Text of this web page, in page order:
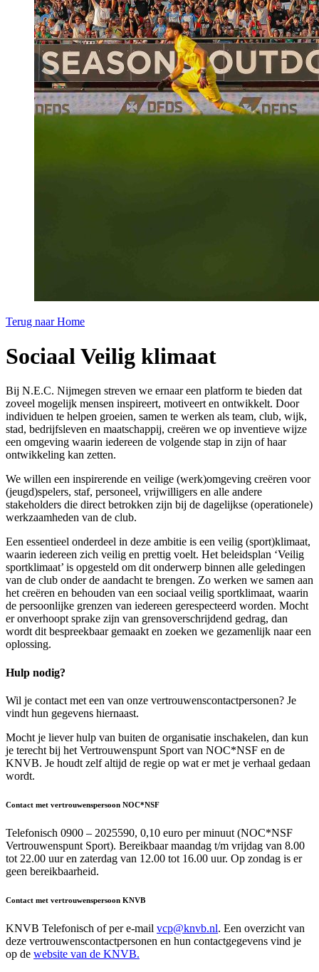
Terug naar Home
Sociaal Veilig klimaat
Bij N.E.C. Nijmegen streven we ernaar een platform te bieden dat
zoveel mogelijk mensen inspireert, motiveert en ontwikkelt. Door
individuen te helpen groeien, samen te werken als team, club, wijk,
stad, bedrijfsleven en maatschappij, creëren we op inventieve wijze
een omgeving waarin iedereen de volgende stap in zijn of haar
ontwikkeling kan zetten.
We willen een inspirerende en veilige (werk)omgeving creëren voor
(jeugd)spelers, staf, personeel, vrijwilligers en alle andere
stakeholders die direct betrokken zijn bij de dagelijkse (operationele)
werkzaamheden van de club.
Een essentieel onderdeel in deze ambitie is een veilig (sport)klimaat,
waarin iedereen zich veilig en prettig voelt. Het beleidsplan ‘Veilig
sportklimaat’ is opgesteld om dit onderwerp binnen alle geledingen
van de club onder de aandacht te brengen. Zo werken we samen aan
het creëren en behouden van een sociaal veilig sportklimaat, waarin
de persoonlijke grenzen van iedereen gerespecteerd worden. Mocht
er onverhoopt sprake zijn van grensoverschrijdend gedrag, dan
wordt dit bespreekbaar gemaakt en zoeken we gezamenlijk naar een
oplossing.
Hulp nodig?
Wil je contact met een van onze vertrouwenscontactpersonen? Je
vindt hun gegevens hiernaast.
Mocht je liever hulp van buiten de organisatie inschakelen, dan kun
je terecht bij het Vertrouwenspunt Sport van NOC*NSF en de
KNVB. Je houdt zelf altijd de regie op wat er met je verhaal gedaan
wordt.
Contact met vertrouwenspersoon NOC*NSF
Telefonisch 0900 – 2025590, 0,10 euro per minuut (NOC*NSF
Vertrouwenspunt Sport). Bereikbaar maandag t/m vrijdag van 8.00
tot 22.00 uur en zaterdag van 12.00 tot 16.00 uur. Op zondag is er
geen bereikbaarheid.
Contact met vertrouwenspersoon KNVB
KNVB Telefonisch of per e-mail vcp@knvb.nl. Een overzicht van
deze vertrouwenscontactpersonen en hun contactgegevens vind je
op de website van de KNVB.